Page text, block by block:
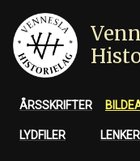
ÅRSSKRIFTER
LYDFILER LENKER